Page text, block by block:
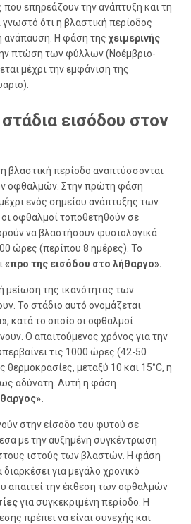
που επηρεάζουν την ανάπτυξη και τη
ότι η βλαστική περίοδος
ανάπαυση. Η φάση τηςχειμερινής
πτώση των φύλλων (Νοέμβριο-
μέχρι την εμφάνιση της
στάδια εισόδου στον
βλαστική περίοδο αναπτύσσονται
οφθαλμών. Στην πρώτη φάση
ενός σημείου ανάπτυξης των
οφθαλμοί τοποθετηθούν σε
να βλαστήσουν φυσιολογικά
ώρες (περίπου 8 ημέρες). Το
«προ της εισόδου στο λήθαργο».
μείωση της ικανότητας των
Το στάδιο αυτό ονομάζεται
, κατά το οποίο οι οφθαλμοί
Ο απαιτούμενος χρόνος για την
τις 1000 ώρες (42-50
θερμοκρασίες, μεταξύ 10 και 15°C, η
αδύνατη. Αυτή η φάση
στην είσοδο του φυτού σε
με την αυξημένη συγκέντρωση
ιστούς των βλαστών. Η φάση
για μεγάλο χρονικό
απαιτεί την έκθεση των οφθαλμών
για συγκεκριμένη περίοδο. Η
πρέπει να είναι συνεχής και